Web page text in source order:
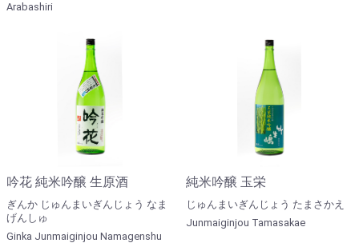
Arabashiri
吟花 純米吟醸 生原酒
ぎんか じゅんまいぎんじょう なま
げんしゅ
Ginka Junmaiginjou Namagenshu
純米吟醸 玉栄
じゅんまいぎんじょう たまさかえ
Junmaiginjou Tamasakae